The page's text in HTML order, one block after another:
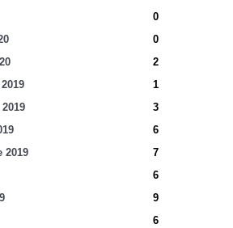
0
0
2
1
3
6
2019
7
6
9
6